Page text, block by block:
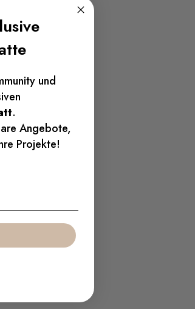
und
.
Angebote,
Projekte!